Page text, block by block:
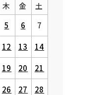
木 金
土
5 6 7
12 13 14
19 20 21
26 27 28